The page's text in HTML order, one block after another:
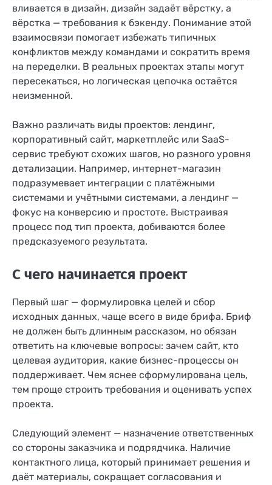
вливается в дизайн, дизайн задаёт вёрстку, а
вёрстка — требования к бэкенду. Понимание этой
взаимосвязи помогает избежать типичных
конфликтов между командами и сократить время
на переделки. В реальных проектах этапы могут
пересекаться, но логическая цепочка остаётся
неизменной.
Важно различать виды проектов: лендинг,
корпоративный сайт, маркетплейс или SaaS-
сервис требуют схожих шагов, но разного уровня
детализации. Например, интернет-магазин
подразумевает интеграции с платёжными
системами и учётными системами, а лендинг —
фокус на конверсию и простоте. Выстраивая
процесс под тип проекта, добиваются более
предсказуемого результата.
С чего начинается проект
Первый шаг — формулировка целей и сбор
исходных данных, чаще всего в виде брифа. Бриф
не должен быть длинным рассказом, но обязан
ответить на ключевые вопросы: зачем сайт, кто
целевая аудитория, какие бизнес-процессы он
поддерживает. Чем яснее сформулирована цель,
тем проще строить требования и оценивать успех
проекта.
Следующий элемент — назначение ответственных
со стороны заказчика и подрядчика. Наличие
контактного лица, который принимает решения и
даёт материалы, сокращает согласования и